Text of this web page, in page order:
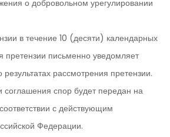
о добровольном урегулировании
в течение 10 (десяти) календарных
претензии письменно уведомляет
рассмотрения претензии.
спор будет передан на
с действующим
Федерации.